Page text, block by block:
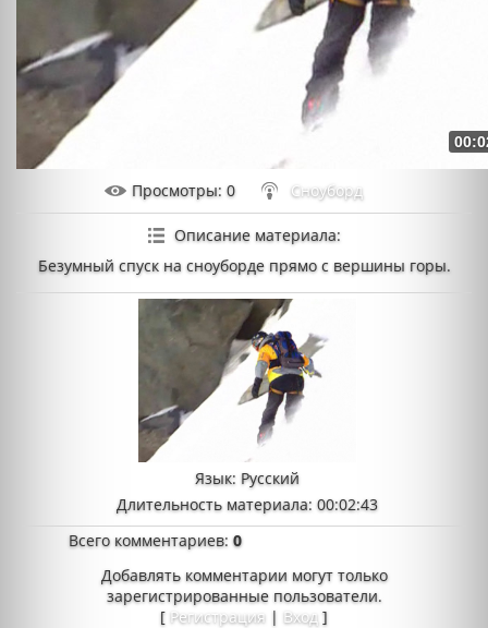
Просмотры: 0 Сноуборд
Описание материала:
Безумный спуск на сноуборде прямо с вершины горы.
Язык: Русский
Длительность материала: 00:02:43
Всего комментариев:0
Добавлять комментарии могут только
зарегистрированные пользователи.
[ Регистрация | Вход ]